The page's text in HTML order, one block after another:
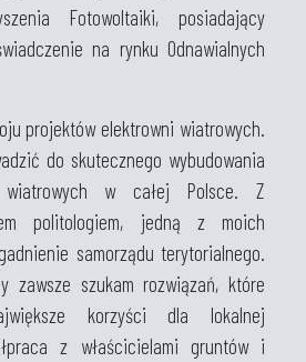
Fotowoltaiki, posiadający
na rynku Odnawialnych
projektów elektrowni wiatrowych.
do skutecznego wybudowania
w całej Polsce. Z
politologiem, jedną z moich
samorządu terytorialnego.
zawsze szukam rozwiązań, które
korzyści dla lokalnej
z właścicielami gruntów i